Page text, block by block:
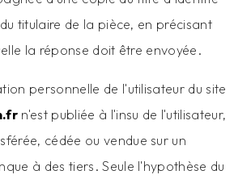
titulaire de la pièce, en précisant
la réponse doit être envoyée.
personnelle de l'utilisateur du site
n'est publiée à l'insu de l'utilisateur,
cédée ou vendue sur un
à des tiers. Seule l'hypothèse du